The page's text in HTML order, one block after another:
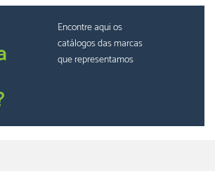
Encontre aqui os
catálogos das marcas
que representamos